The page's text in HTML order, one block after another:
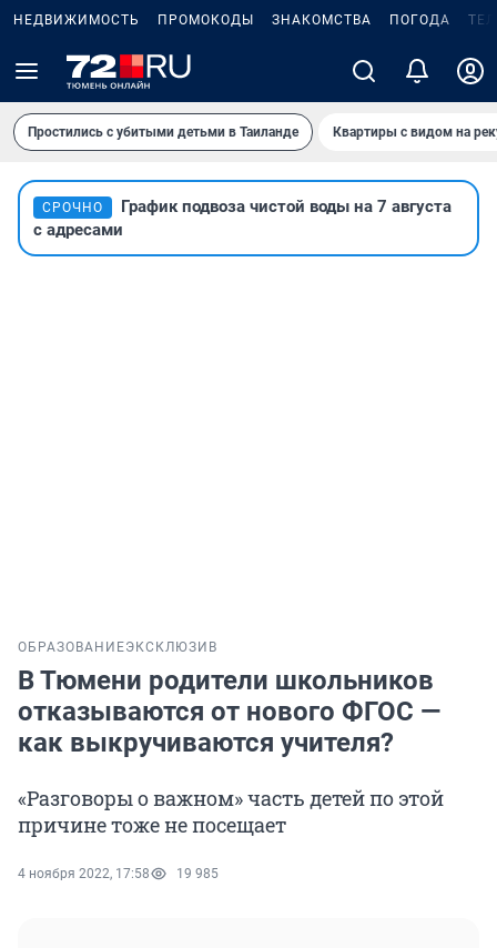
НЕДВИЖИМОСТЬ ПРОМОКОДЫ ЗНАКОМСТВА ПОГОДА
Простились с убитыми детьми в Таиланде Квартиры с видом на
СРОЧНО
График подвоза чистой воды на 7 августа
с адресами
ОБРАЗОВАНИЕЭКСКЛЮЗИВ
В Тюмени родители школьников
отказываются от нового ФГОС —
как выкручиваются учителя?
«Разговоры о важном» часть детей по этой
причине тоже не посещает
4 ноября 2022, 17:58 19 985